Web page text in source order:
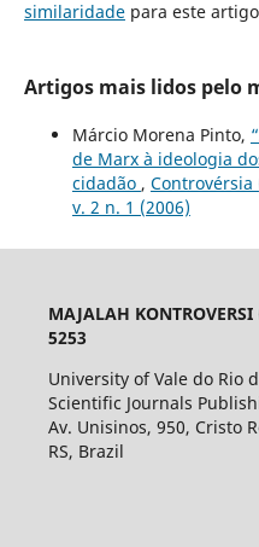
similaridadepara este
Artigos mais lidos pelo
Márcio Morena Pinto,
de Marx à ideologia
cidadão , Controvérsia
v. 2 n. 1 (2006)
MAJALAH
5253
University of Vale do Rio
Scientific Journals
Av. Unisinos, 950, Cristo
RS, Brazil